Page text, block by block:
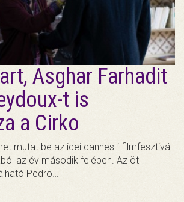
Asghar Farhadit
t is
a Cirko
mutat be az idei cannes-i filmfesztivál
az év második felében. Az öt
Pedro…